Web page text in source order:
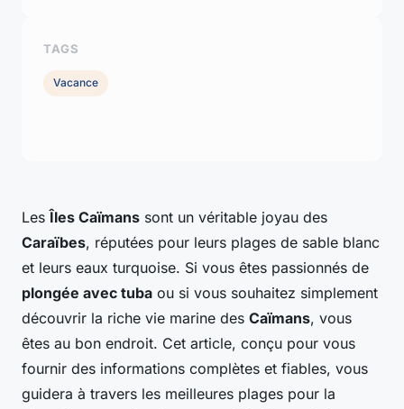
Les Îles Caïmans sont un véritable joyau des
Caraïbes, réputées pour leurs plages de sable blanc
et leurs eaux turquoise. Si vous êtes passionnés de
plongée avec tuba ou si vous souhaitez simplement
découvrir la riche vie marine des Caïmans, vous
êtes au bon endroit. Cet article, conçu pour vous
fournir des informations complètes et fiables, vous
guidera à travers les meilleures plages pour la
TAGS
Vacance